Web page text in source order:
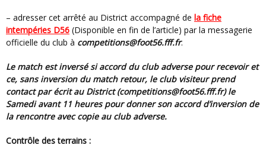
– adresser cet arrêté au District accompagné de la fiche
intempéries D56 (Disponible en fin de l’article) par la messagerie
officielle du club à competitions@foot56.fff.fr.
Le match est inversé si accord du club adverse pour recevoir et
ce, sans inversion du match retour, le club visiteur prend
contact par écrit au District (competitions@foot56.fff.fr) le
Samedi avant 11 heures pour donner son accord d’inversion de
la rencontre avec copie au club adverse.
Contrôle des terrains :